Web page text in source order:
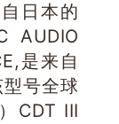
日本的
AUDIO
是来自
号全球
CDT III